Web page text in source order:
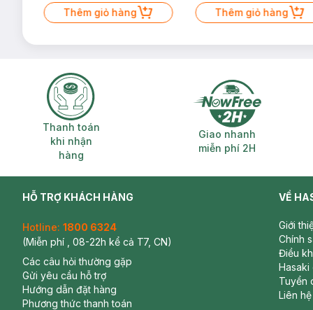
Thêm giỏ hàng Thêm giỏ hàng
Thanh toán khi nhận hàng
Thanh toán
khi nhận
hàng
Giao nhanh
Giao nhanh
miễn phí 2H
HỖ TRỢ KHÁCH HÀNG
Hotline: 1800 6324
(Miễn phí , 08-22h kể cả T7, CN)
Các câu hỏi thường gặp
Gửi yêu cầu hỗ trợ
Hướng dẫn đặt hàng
Phương thức thanh toán
VỀ
Giới
Chính
Điều
Hasaki
Tuyển
Liên hệ